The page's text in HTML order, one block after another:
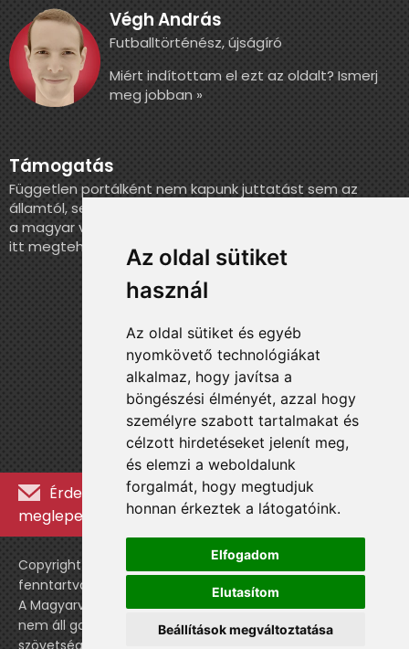
Az oldal sütiket
használ
Az oldal sütiket és egyéb
nyomkövető technológiákat
alkalmaz, hogy javítsa a
böngészési élményét, azzal hogy
személyre szabott tartalmakat és
célzott hirdetéseket jelenít meg,
és elemzi a weboldalunk
forgalmát, hogy megtudjuk
honnan érkeztek a látogatóink.
Elfogadom
Elutasítom
Beállítások megváltoztatása
Végh András
Futballtörténész, újságíró
Miért indítottam el ezt az oldalt? Ismerj
meg jobban »
Támogatás
Független portálként nem kapunk juttatást sem az
államtól, sem más szervezettől. Ha szeretnél segíteni
a magyar válogatott történelmének feldolgozásában,
itt megteheted.
Érdekességekért, kulisszatitkokért és
meglepetésekért iratkozz fel a hírlevélre »
Copyright © WebshopLady 2007-2026 Minden jog
fenntartva, kivéve a külön feltüntetett esetekben.
A Magyarvalogatott.hu egy nemhivatalos történeti oldal,
nem áll gazdasági kapcsolatban a labdarúgó
szövetséggel vagy a válogatott stábjával.